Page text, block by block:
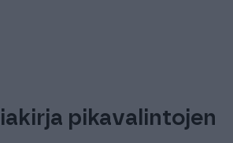
pikavalintojen